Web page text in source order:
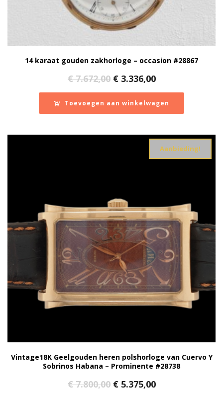
14 karaat gouden zakhorloge – occasion #28867
€7.672,00 Oorspronkelijke
prijs
was:
€ 7.672,00.
€3.336,00Huidige
prijs
is:
€ 3.336,00.
Toevoegen aan winkelwagen
Aanbieding!
Vintage18K Geelgouden heren polshorloge van Cuervo Y
Sobrinos Habana – Prominente #28738
€7.800,00 Oorspronkelijke
€5.375,00Huidige